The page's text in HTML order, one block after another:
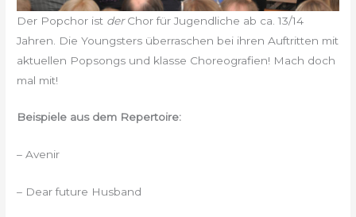
Der Popchor ist derChor für Jugendliche ab ca. 13/14
Jahren. Die Youngsters überraschen bei ihren Auftritten mit
aktuellen Popsongs und klasse Choreografien! Mach doch
mal mit!
Beispiele aus dem Repertoire:
– Avenir
– Dear future Husband